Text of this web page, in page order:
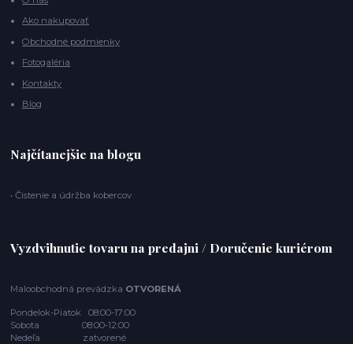
Ako nakupovať
Obchodné podmienky
Fotogaléria
Kontakty
Blog
Najčítanejšie na blogu
• Čistenie a údržba kobercov
Vyzdvihnutie tovaru na predajni / Doručenie kuriérom
Maloobchodná prevádzka OTVORENÁ
Pondelok-Piatok 08:00-17:00
Sobota 08:00-12:00
Nedeľa zatvorené